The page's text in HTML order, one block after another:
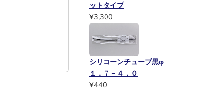
ットタイプ
¥3,300
シリコーンチューブ黒φ
１．７－４．０
¥440